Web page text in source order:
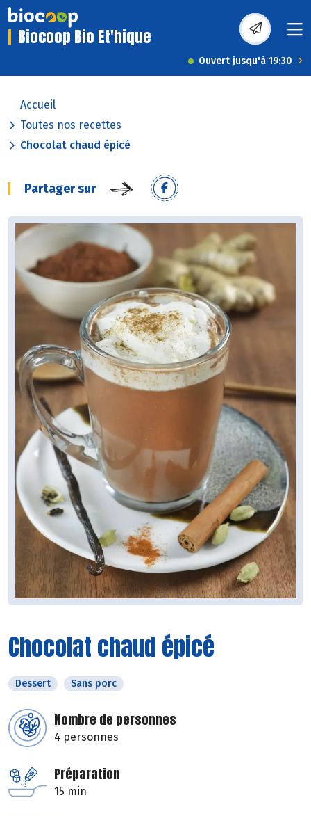
Biocoop Bio Et'hique
Ouvert jusqu'à 19:30
Accueil
Toutes nos recettes
Chocolat chaud épicé
Partager sur
Chocolat chaud épicé
Dessert Sans porc
Nombre de personnes
4 personnes
Préparation
15 min